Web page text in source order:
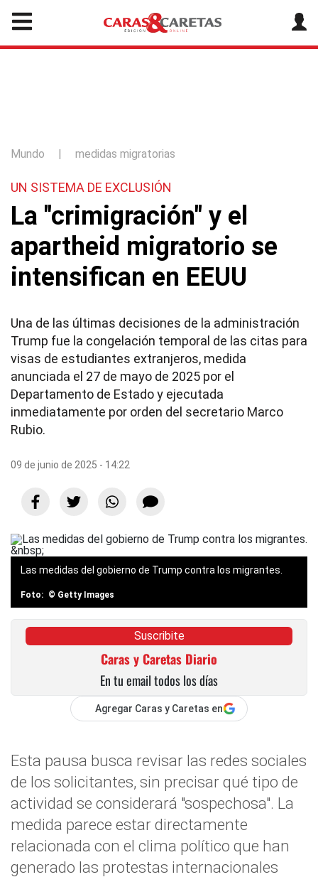
Mundo | medidas migratorias
UN SISTEMA DE EXCLUSIÓN
La "crimigración" y el
apartheid migratorio se
intensifican en EEUU
Una de las últimas decisiones de la administración
Trump fue la congelación temporal de las citas para
visas de estudiantes extranjeros, medida
anunciada el 27 de mayo de 2025 por el
Departamento de Estado y ejecutada
inmediatamente por orden del secretario Marco
Rubio.
09 de junio de 2025 - 14:22
Las medidas del gobierno de Trump contra los migrantes.
© Getty Images
Suscribite
Caras y Caretas Diario
En tu email todos los días
Agregar Caras y Caretas en
Esta pausa busca revisar las redes sociales
de los solicitantes, sin precisar qué tipo de
actividad se considerará "sospechosa". La
medida parece estar directamente
relacionada con el clima político que han
generado las protestas internacionales